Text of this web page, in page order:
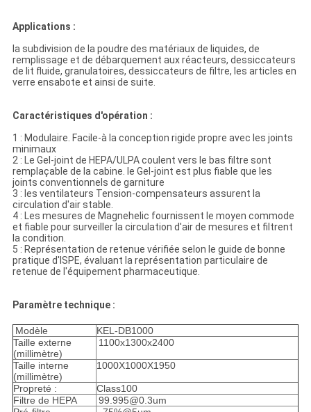
Applications :
la subdivision de la poudre des matériaux de liquides, de
remplissage et de débarquement aux réacteurs, dessiccateurs
de lit fluide, granulatoires, dessiccateurs de filtre, les articles en
verre ensabote et ainsi de suite.
Caractéristiques d'opération :
1 : Modulaire. Facile-à la conception rigide propre avec les joints
minimaux
2 : Le Gel-joint de HEPA/ULPA coulent vers le bas filtre sont
remplaçable de la cabine. le Gel-joint est plus fiable que les
joints conventionnels de garniture
3 : les ventilateurs Tension-compensateurs assurent la
circulation d'air stable.
4 : Les mesures de Magnehelic fournissent le moyen commode
et fiable pour surveiller la circulation d'air de mesures et filtrent
la condition.
5 : Représentation de retenue vérifiée selon le guide de bonne
pratique d'ISPE, évaluant la représentation particulaire de
retenue de l'équipement pharmaceutique.
Paramètre technique :
Modèle
KEL-DB1000
Taille externe
(millimètre)
1100x1300x2400
Taille interne
(millimètre)
1000X1000X1950
Propreté :
Class100
Filtre de HEPA
99.995@0.3um